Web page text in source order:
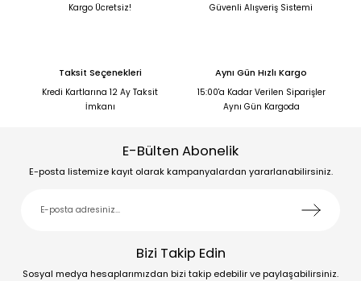
Kargo Ücretsiz!
Güvenli Alışveriş Sistemi
Taksit Seçenekleri
Kredi Kartlarına 12 Ay Taksit
İmkanı
Aynı Gün Hızlı Kargo
15:00'a Kadar Verilen Siparişler
Aynı Gün Kargoda
E-Bülten Abonelik
E-posta listemize kayıt olarak kampanyalardan yararlanabilirsiniz.
Bizi Takip Edin
Sosyal medya hesaplarımızdan bizi takip edebilir ve paylaşabilirsiniz.